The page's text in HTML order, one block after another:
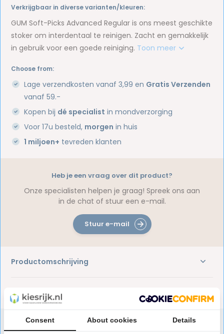
Verkrijgbaar in diverse varianten/kleuren:
GUM Soft-Picks Advanced Regular is ons meest geschikte
stoker om interdentaal te reinigen. Zacht en gemakkelijk
in gebruik voor een goede reiniging. Toon meer
Choose from:
Lage verzendkosten vanaf 3,99 en Gratis Verzenden
vanaf 59.-
Kopen bij dé specialist in mondverzorging
Voor 17u besteld, morgen in huis
1 miljoen+ tevreden klanten
Productomschrijving
Reviews
Heb je een vraag over dit product?
Onze specialisten helpen je graag! Spreek ons aan
in de chat of stuur een e-mail.
Stuur e-mail
Consent About cookies Details